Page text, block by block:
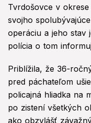
Tvrdošovce v
svojho
operáciu a jeho stav
polícia o tom
Priblížila, že 36-
pred páchateľom
policajná hliadka na
po zistení všetkých
ako obzvlášť